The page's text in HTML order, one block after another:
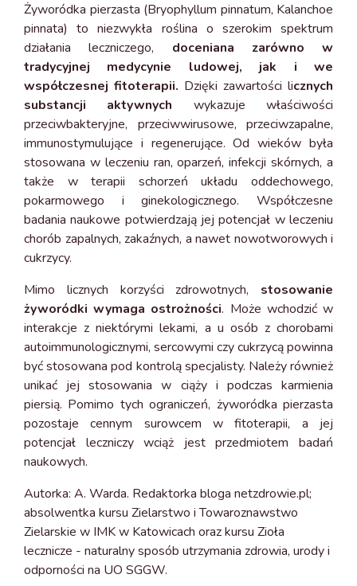
Żyworódka pierzasta (Bryophyllum pinnatum, Kalanchoe
pinnata) to niezwykła roślina o szerokim spektrum
działania leczniczego, doceniana zarówno w
tradycyjnej medycynie ludowej, jak i we
współczesnej fitoterapii. Dzięki zawartości licznych
substancji aktywnych wykazuje właściwości
przeciwbakteryjne, przeciwwirusowe, przeciwzapalne,
immunostymulujące i regenerujące. Od wieków była
stosowana w leczeniu ran, oparzeń, infekcji skórnych, a
także w terapii schorzeń układu oddechowego,
pokarmowego i ginekologicznego. Współczesne
badania naukowe potwierdzają jej potencjał w leczeniu
chorób zapalnych, zakaźnych, a nawet nowotworowych i
cukrzycy.
Mimo licznych korzyści zdrowotnych, stosowanie
żyworódki wymaga ostrożności. Może wchodzić w
interakcje z niektórymi lekami, a u osób z chorobami
autoimmunologicznymi, sercowymi czy cukrzycą powinna
być stosowana pod kontrolą specjalisty. Należy również
unikać jej stosowania w ciąży i podczas karmienia
piersią. Pomimo tych ograniczeń, żyworódka pierzasta
pozostaje cennym surowcem w fitoterapii, a jej
potencjał leczniczy wciąż jest przedmiotem badań
naukowych.
Autorka: A. Warda. Redaktorka bloga netzdrowie.pl;
absolwentka kursu Zielarstwo i Towaroznawstwo
Zielarskie w IMK w Katowicach oraz kursu Zioła
lecznicze - naturalny sposób utrzymania zdrowia, urody i
odporności na UO SGGW.